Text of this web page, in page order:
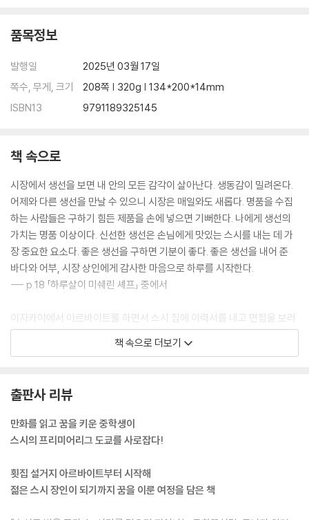
열등감 아웃
3 일에 최선을 다하다
양손에 우주를 담다
천천히 배부름의 미학
노력이 재능이다
큰 목표, 작은 실행
의미 없는 고생은 없다
슬럼프 탈출기
국가대표의 마음가짐
자신과의 싸움
한 끼 식사, 동등한 존중
스시 엄마
사람 공부, 관심과 관찰
관계의 전화위복
기분 나쁜 말을 듣는 용기
차이를 존중하는 리더
품목정보
발행일
2025년 03월 17일
쪽수, 무게, 크기
208쪽 | 320g | 134*200*14mm
ISBN13
9791189325145
책 속으로
시장에서 생선을 보면 내 안의 모든 감각이 살아난다. 생동감이 밀려온다.
어제와 다른 생선을 만날 수 있으니 시장은 매일와도 새롭다. 명품을 수집
하는 사람들은 구하기 힘든 제품을 손에 넣으면 기뻐한다. 나에게 생선의
가치는 명품 이상이다. 신선한 생선은 손님에게 맛있는 스시를 내는 데 가
장 중요한 요소다. 좋은 생선을 구하면 기분이 좋다. 좋은 생선을 내어 준
바다와 어부, 시장 상인에게 감사한 마음으로 하루를 시작한다.
--- p.18 「하루살이 미쉐린 셰프」 중에서
이자카야에서 아르바이트를 하면서 스시 집에 이력서를 내고 면접을 보러
다녔지만 번번이 떨어졌다. 일본어를 능숙하게 하지 못하니 받아 주는 곳
이 없었다. 당시 내 통장 잔고는 우리 돈으로 30만 원 정도였다. 한 달 치 월
물이라도 사갈까 하다가 ‘칼을 뽑았으면 무라도 썰어야지’ 하는 심정으로
도쿄에서 가장 고급 스시 집에 가기로 했다. 마지막으로 스시를 맛있게 먹
고 돌아갈 생각이었다. 나보다 2살 더 많은 일본인 이시야마 선배가 카운터
다. 사장은 몇 가지 질문을 했는데 긴장해서 못 알아들었다. 열심히 하겠다
는 대답만 반복했다.
“나이는 몇 살인가?”
책 속으로 더보기
출판사 리뷰
만화를 읽고 꿈을 키운 중학생이
스시의 프리미어리그 도쿄를 사로잡다!
횟집 설거지 아르바이트부터 시작해
젊은 스시 장인이 되기까지 꿈을 이룬 여정을 담은 책